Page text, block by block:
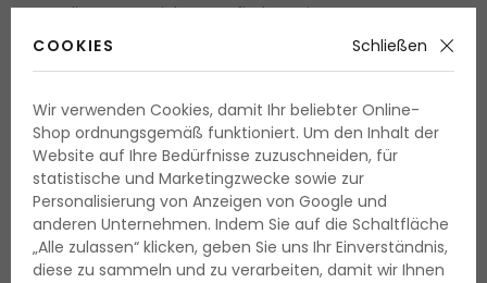
Unter dieser Bezeichnung finden Sie Bewertungen von
Kunden, die wir nicht sicher Verifizieren können und deren
Erfahrung mit dem Produkt, sich nicht mit einer in unserem
Bewertungen werden als Besucherbewertungen markiert.
Wir veröffentlichen alle Bewertungen unserer Kunden
einschließlich der Herkunftsquelle bei der Besucher die
Bewertung hintelassen hat. Wortlaut solcher Bewertung wird
nicht geändert. Einzige Ausnahme bilden Bewertungen mit
vulgären Ausdrucken, diese werden nicht veröffentlich.
Die Authentizität der Bewertung wird seit Mai 2022
COOKIES Schließen
Wir verwenden Cookies, damit Ihr beliebter Online-
Shop ordnungsgemäß funktioniert. Um den Inhalt der
Website auf Ihre Bedürfnisse zuzuschneiden, für
statistische und Marketingzwecke sowie zur
Personalisierung von Anzeigen von Google und
anderen Unternehmen. Indem Sie auf die Schaltfläche
„Alle zulassen“ klicken, geben Sie uns Ihr Einverständnis,
diese zu sammeln und zu verarbeiten, damit wir Ihnen